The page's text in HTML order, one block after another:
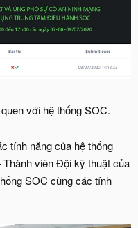
với hệ thống SOC.
tính năng của hệ thống
viên Đội kỹ thuật của
SOC cùng các tính